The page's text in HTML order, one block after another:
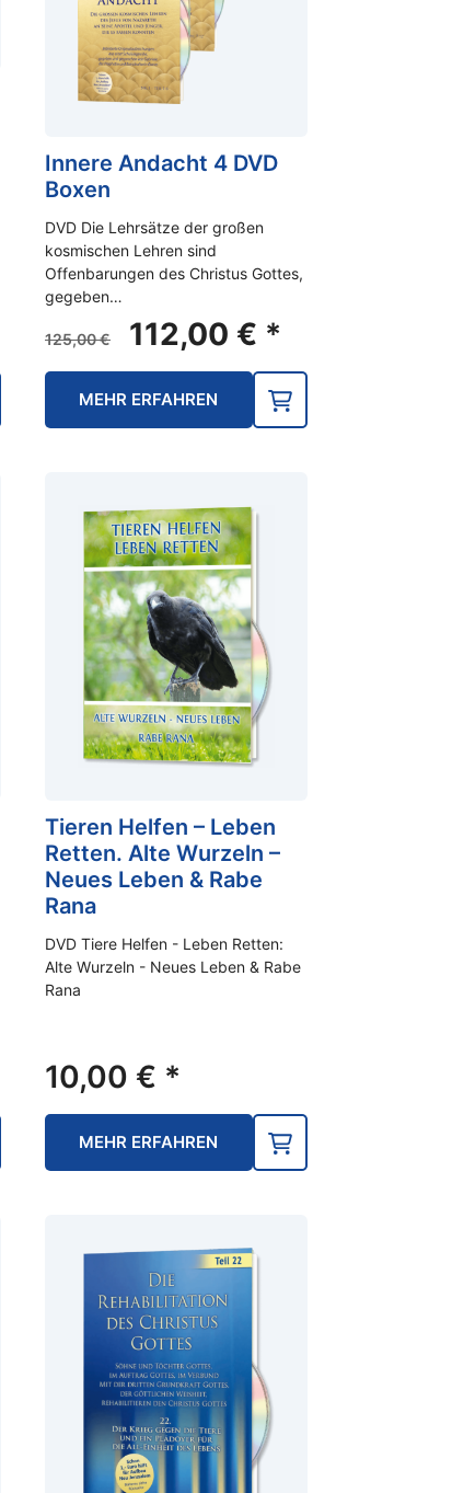
Innere Andacht 4 DVD
Boxen
DVD Die Lehrsätze der großen
kosmischen Lehren sind
Offenbarungen des Christus Gottes,
gegeben…
125,00€
Ursprünglicher
Preis
war:
125,00 €
112,00 € Aktueller
Preis
ist:
112,00 €.
*
MEHR ERFAHREN
Tieren Helfen – Leben
Retten. Alte Wurzeln –
Neues Leben & Rabe
Rana
DVD Tiere Helfen - Leben Retten:
Alte Wurzeln - Neues Leben & Rabe
Rana
10,00 € *
MEHR ERFAHREN